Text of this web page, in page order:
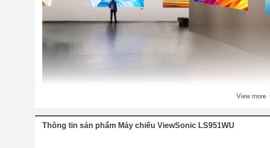
View more
Thông tin sản phẩm Máy chiếu ViewSonic LS951WU